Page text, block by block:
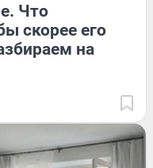
Что
скорее его
на